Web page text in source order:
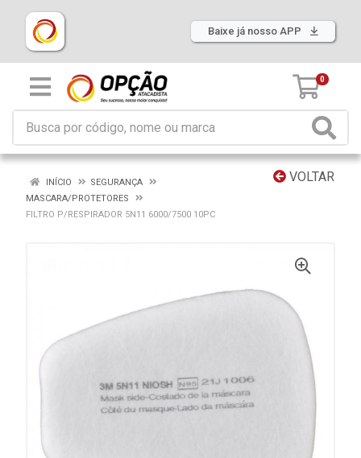
Baixe já nosso APP
0
VOLTAR
INÍCIO
SEGURANÇA
MASCARA/PROTETORES
FILTRO P/RESPIRADOR 5N11 6000/7500 10PC